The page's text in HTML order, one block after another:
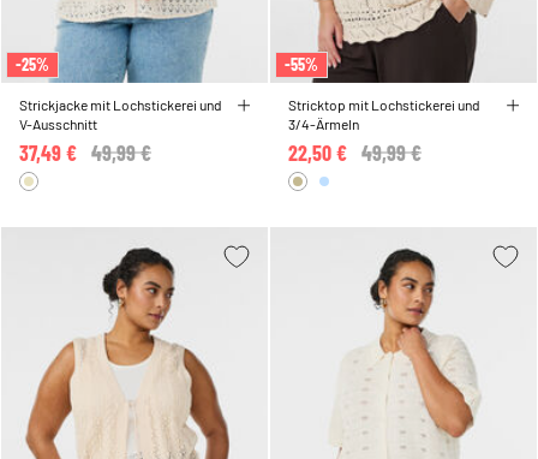
-25%
Strickjacke mit Lochstickerei und
V-Ausschnitt
Price reduced from
49,99 €
37,49 €
-55%
Stricktop mit Lochstickerei und
3/4-Ärmeln
Price reduced from
49,99 €
22,50 €